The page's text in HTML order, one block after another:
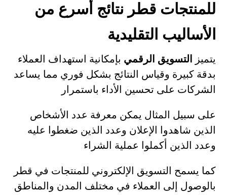
للمنتجات قطر نتائج أسرع من
الأساليب التقليدية
يتميز التسويق الرقمي بإمكانية استهداف العملاء
بدقة كبيرة وقياس النتائج بشكل فوري مما يساعد
الشركات على تحسين الأداء باستمرار
على سبيل المثال يمكن معرفة عدد الأشخاص
الذين شاهدوا الإعلان وعدد الذين ضغطوا عليه
وعدد الذين أكملوا عملية الشراء
كما يسمح التسويق الإلكتروني للمنتجات في قطر
بالوصول إلى العملاء في مختلف المدن والمناطق